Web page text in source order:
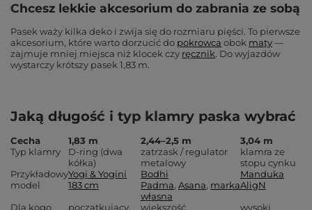
Chcesz lekkie akcesorium do zabrania ze sobą
Pasek waży kilka deko i zwija się do rozmiaru pięści. To pierwsze
akcesorium, które warto dorzucić do pokrowca obok maty—
zajmuje mniej miejsca niż klocek czy ręcznik. Do wyjazdów
wystarczy krótszy pasek 1,83 m.
Jaką długość i typ klamry paska wybrać
Cecha 1,83 m 2,44–2,5 m
3,04 m
Typ klamry
D-ring (dwa
kółka)
zatrzask / regulator
metalowy
klamra ze
stopu cynku
Przykładowy
model
Yogi & Yogini
183 cm
Bodhi
Padma, Asana, marka
własna
Manduka
AligN
Dla kogo
początkujący,
większość
wysoki